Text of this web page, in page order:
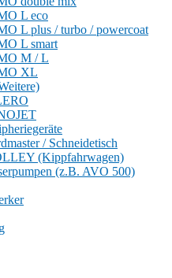
L eco
L plus / turbo / powercoat
L smart
M / L
XL
/ Schneidetisch
(Kippfahrwagen)
(z.B. AVO 500)